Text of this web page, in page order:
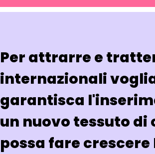
Per attrarre e
internazionali
garantisca
un nuovo tessuto di
possa fare crescere